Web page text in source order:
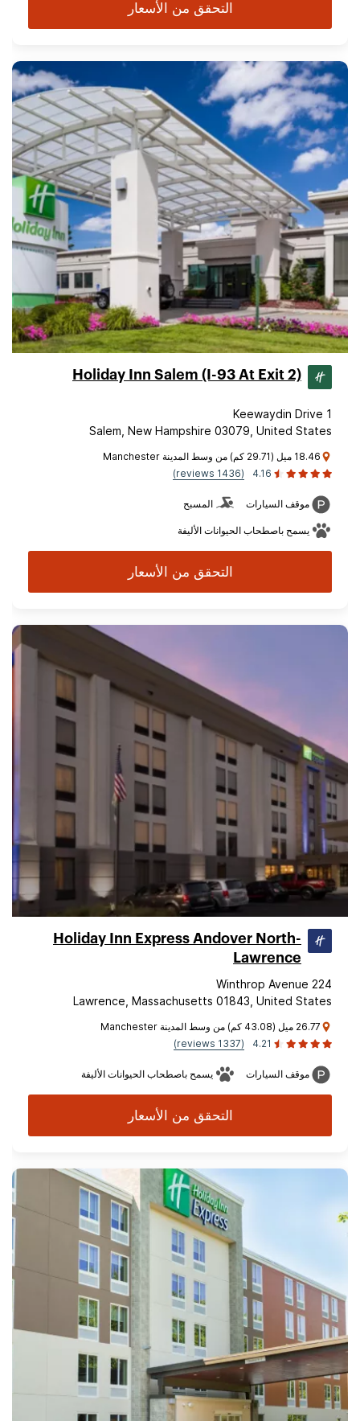
التحقق من الأسعار
Holiday Inn Salem (I-93 At Exit 2)
1 Keewaydin Drive
Salem, New Hampshire 03079, United States
18.46 ميل (29.71 كم) من وسط المدينة Manchester
4.16
(1436 reviews)
موقف السيارات المسبح
يسمح باصطحاب الحيوانات الأليفة
التحقق من الأسعار
Holiday Inn Express Andover North-
Lawrence
224 Winthrop Avenue
Lawrence, Massachusetts 01843, United States
26.77 ميل (43.08 كم) من وسط المدينة Manchester
4.21
(1337 reviews)
موقف السيارات يسمح باصطحاب الحيوانات الأليفة
التحقق من الأسعار